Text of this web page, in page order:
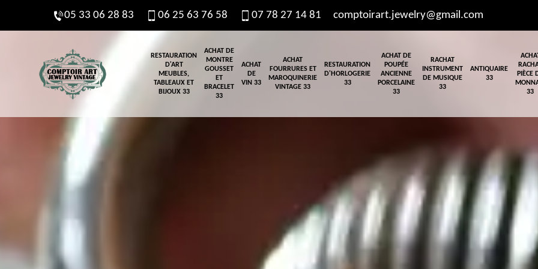
05 33 06 28 83 06 25 63 76 58 07 78 27 14 81 comptoirart.jewelry@gmail.com
RESTAURATION
D'ART
MEUBLES,
TABLEAUX ET
BIJOUX 33
ACHAT DE
MONTRE
GOUSSET
ET
BRACELET
33
ACHAT
DE
VIN 33
ACHAT
FOURRURES ET
MAROQUINERIE
VINTAGE 33
RESTAURATION
D'HORLOGERIE
33
ACHAT DE
POUPÉE
ANCIENNE
PORCELAINE
33
RACHAT
INSTRUMENT
DE MUSIQUE
33
ANTIQUAIRE
33
PIÈCE
33